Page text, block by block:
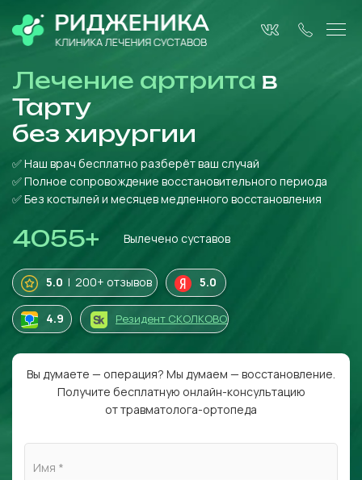
Лечение артрита в
Тарту
безхирургии
✅ Наш врач бесплатно разберёт ваш случай
✅ Полное сопровождение восстановительного периода
✅ Без костылей и месяцев медленного восстановления
4055+ Вылечено суставов
5.0 | 200+ отзывов 5.0
4.9 Резидент СКОЛКОВО
Вы думаете — операция? Мы думаем — восстановление.
Получите бесплатную онлайн-консультацию
от травматолога-ортопеда
Имя *